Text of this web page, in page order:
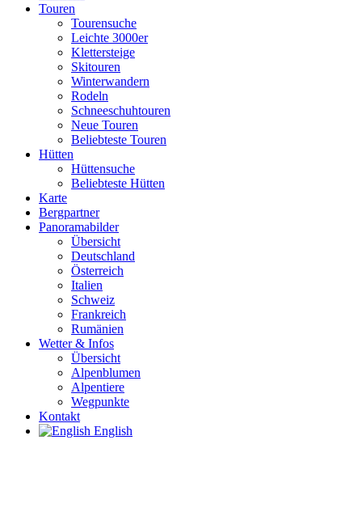
Touren
Tourensuche
Leichte 3000er
Klettersteige
Skitouren
Winterwandern
Rodeln
Schneeschuhtouren
Neue Touren
Beliebteste Touren
Hütten
Hüttensuche
Beliebteste Hütten
Karte
Bergpartner
Panoramabilder
Übersicht
Deutschland
Österreich
Italien
Schweiz
Frankreich
Rumänien
Wetter & Infos
Übersicht
Alpenblumen
Alpentiere
Wegpunkte
Kontakt
English